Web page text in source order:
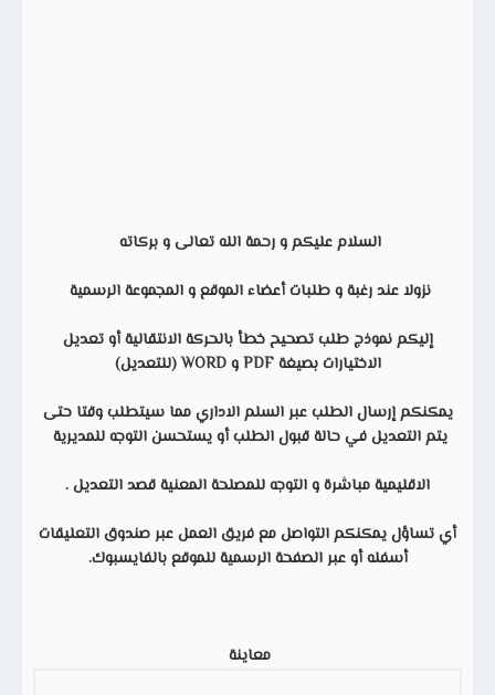
السلام عليكم و رحمة الله تعالى و بركاته
نزولا عند رغبة و طلبات أعضاء الموقع و المجموعة الرسمية
إليكم نموذج طلب تصحيح خطأ بالحركة الانتقالية أو تعديل
الاختيارات بصيغة PDF و WORD (للتعديل)
يمكنكم إرسال الطلب عبر السلم الاداري مما سيتطلب وقتا حتى
يتم التعديل في حالة قبول الطلب أو يستحسن التوجه للمديرية
الاقليمية مباشرة و التوجه للمصلحة المعنية قصد التعديل .
أي تساؤل يمكنكم التواصل مع فريق العمل عبر صندوق التعليقات
أسفله أو عبر الصفحة الرسمية للموقع بالفايسبوك.
معاينة